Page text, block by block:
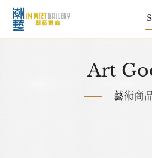
Art
藝術商